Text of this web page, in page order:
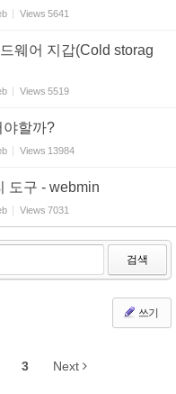
Views 5641
웨어 지갑(Cold storag
Views 5519
야할까?
Views 13984
도구 - webmin
Views 7031
검색
쓰기
3 Next